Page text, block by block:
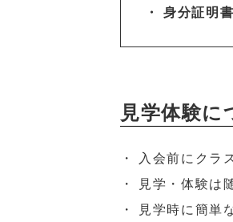
・ 身分証明
見学体験に
・ 入会前にクラ
・ 見学・体験は
・ 見学時に簡単